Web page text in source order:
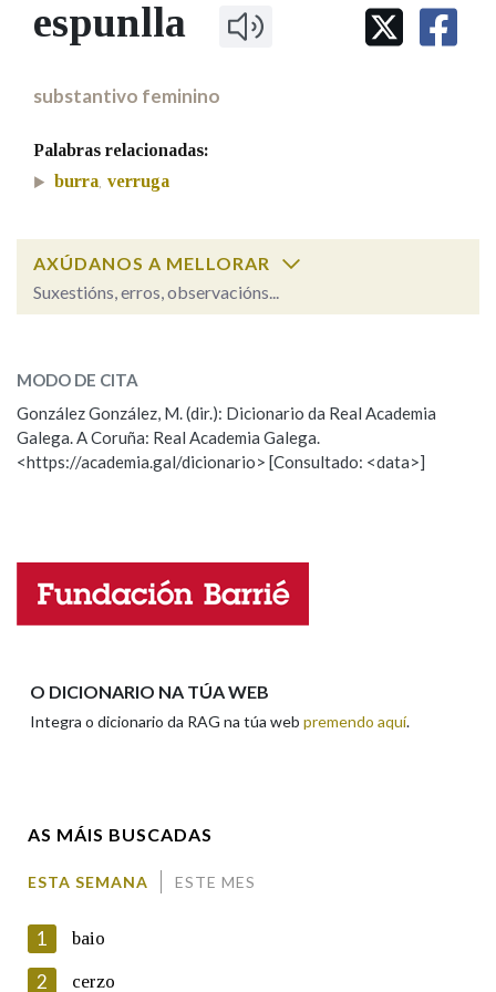
IDENTIDADE CORPORATIVA
MARCIAL DEL ADALID
FIGURAS HOMENAXEADAS
Facebook
TwitterYoutubeInstagram
Bluesky
BUSCAR NOS LEMAS
Remata por
Contén
Nas definicións
Nos exemplos
Marcas gramaticais
LIMPAR
espunlla
substantivo feminino
Palabras relacionadas:
burra, verruga
AXÚDANOS A MELLORAR
Suxestións, erros, observacións...
ESCOLLE UNHA OPCIÓN:
Observación Hai un erro na palabra
Propoño mellorar a definición
Nome
MODO DE CITA
González González, M. (dir.): Dicionario da Real Academia
Galega. A Coruña: Real Academia Galega.
<https://academia.gal/dicionario> [Consultado: <data>]
O DICIONARIO NA TÚA WEB
Integra o dicionario da RAG na túa web premendo aquí.
AS MÁIS BUSCADAS
ESTA SEMANA ESTE MES
1 baio
2 cerzo